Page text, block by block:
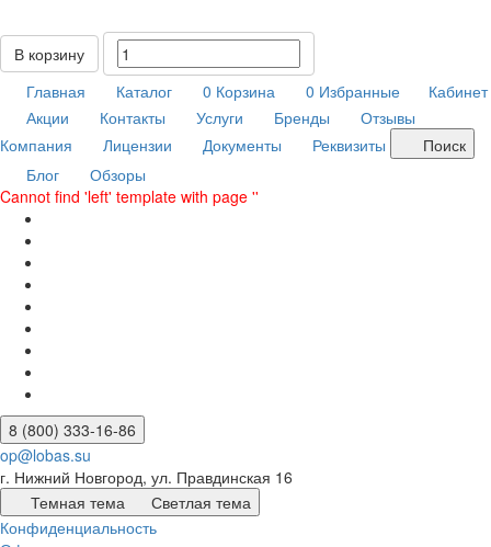
В корзину
Главная
Каталог 0 Корзина 0 Избранные
Кабинет
Акции
Контакты Услуги Бренды
Отзывы
Компания
Лицензии Документы Реквизиты
Поиск
Блог
Обзоры
Cannot find 'left' template with page ''
8 (800) 333-16-86
op@lobas.su
г. Нижний Новгород, ул. Правдинская 16
Темная тема
Светлая тема
Конфиденциальность